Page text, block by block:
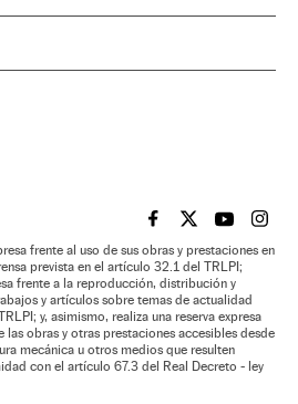
EL PAÍS BRASIL EN
EL PAÍSEL PAÍS
EL
frente al uso de sus obras y prestaciones en
prevista en el artículo 32.1 del TRLPI;
frente a la reproducción, distribución y
y artículos sobre temas de actualidad
y, asimismo, realiza una reserva expresa
las obras y otras prestaciones accesibles desde
mecánica u otros medios que resulten
con el artículo 67.3 del Real Decreto - ley